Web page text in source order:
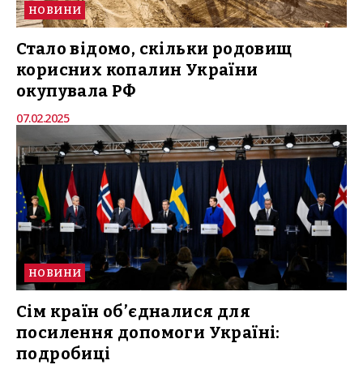
НОВИНИ
Стало відомо, скільки родовищ
корисних копалин України
окупувала РФ
07.02.2025
НОВИНИ
Сім країн об’єдналися для
посилення допомоги Україні:
подробиці